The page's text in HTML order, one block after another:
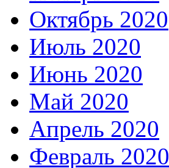
Октябрь 2020
Июль 2020
Июнь 2020
Май 2020
Апрель 2020
Февраль 2020